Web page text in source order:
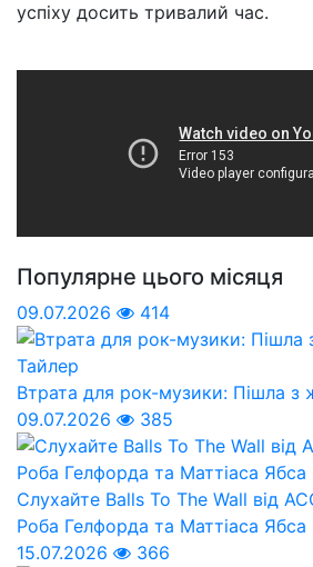
успіху досить тривалий час.
Популярне цього місяця
09.07.2026 414
Втрата для рок-музики: Пішла з
09.07.2026
385
Слухайте Balls To The Wall від
Роба Гелфорда та Маттіаса Ябса
15.07.2026
366